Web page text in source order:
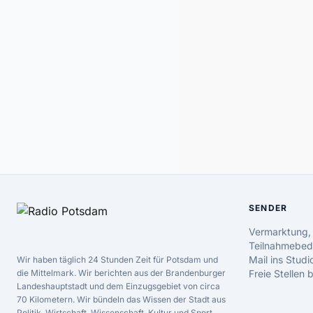
Wir haben täglich 24 Stunden Zeit für Potsdam und
die Mittelmark. Wir berichten aus der Brandenburger
Landeshauptstadt und dem Einzugsgebiet von circa
70 Kilometern. Wir bündeln das Wissen der Stadt aus
SENDER
Mail ins
Freie Stellen